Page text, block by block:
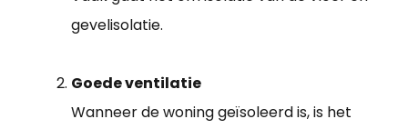
gevelisolatie.
Goede ventilatie
Wanneer de woning geïsoleerd is, is het